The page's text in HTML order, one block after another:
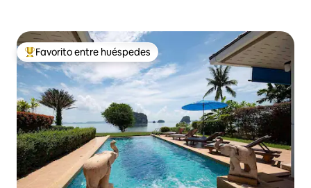
De los mejores en Favorito entre huéspedes
Favorito entre huéspedes